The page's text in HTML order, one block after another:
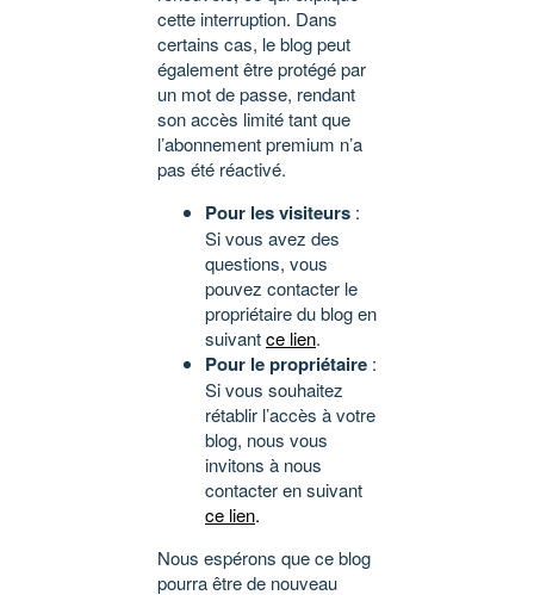
cette interruption. Dans
certains cas, le blog peut
également être protégé par
un mot de passe, rendant
son accès limité tant que
l’abonnement premium n’a
pas été réactivé.
Pour les visiteurs :
Si vous avez des
questions, vous
pouvez contacter le
propriétaire du blog en
suivantce lien.
Pour le propriétaire :
Si vous souhaitez
rétablir l’accès à votre
blog, nous vous
invitons à nous
contacter en suivant
ce lien.
Nous espérons que ce blog
pourra être de nouveau